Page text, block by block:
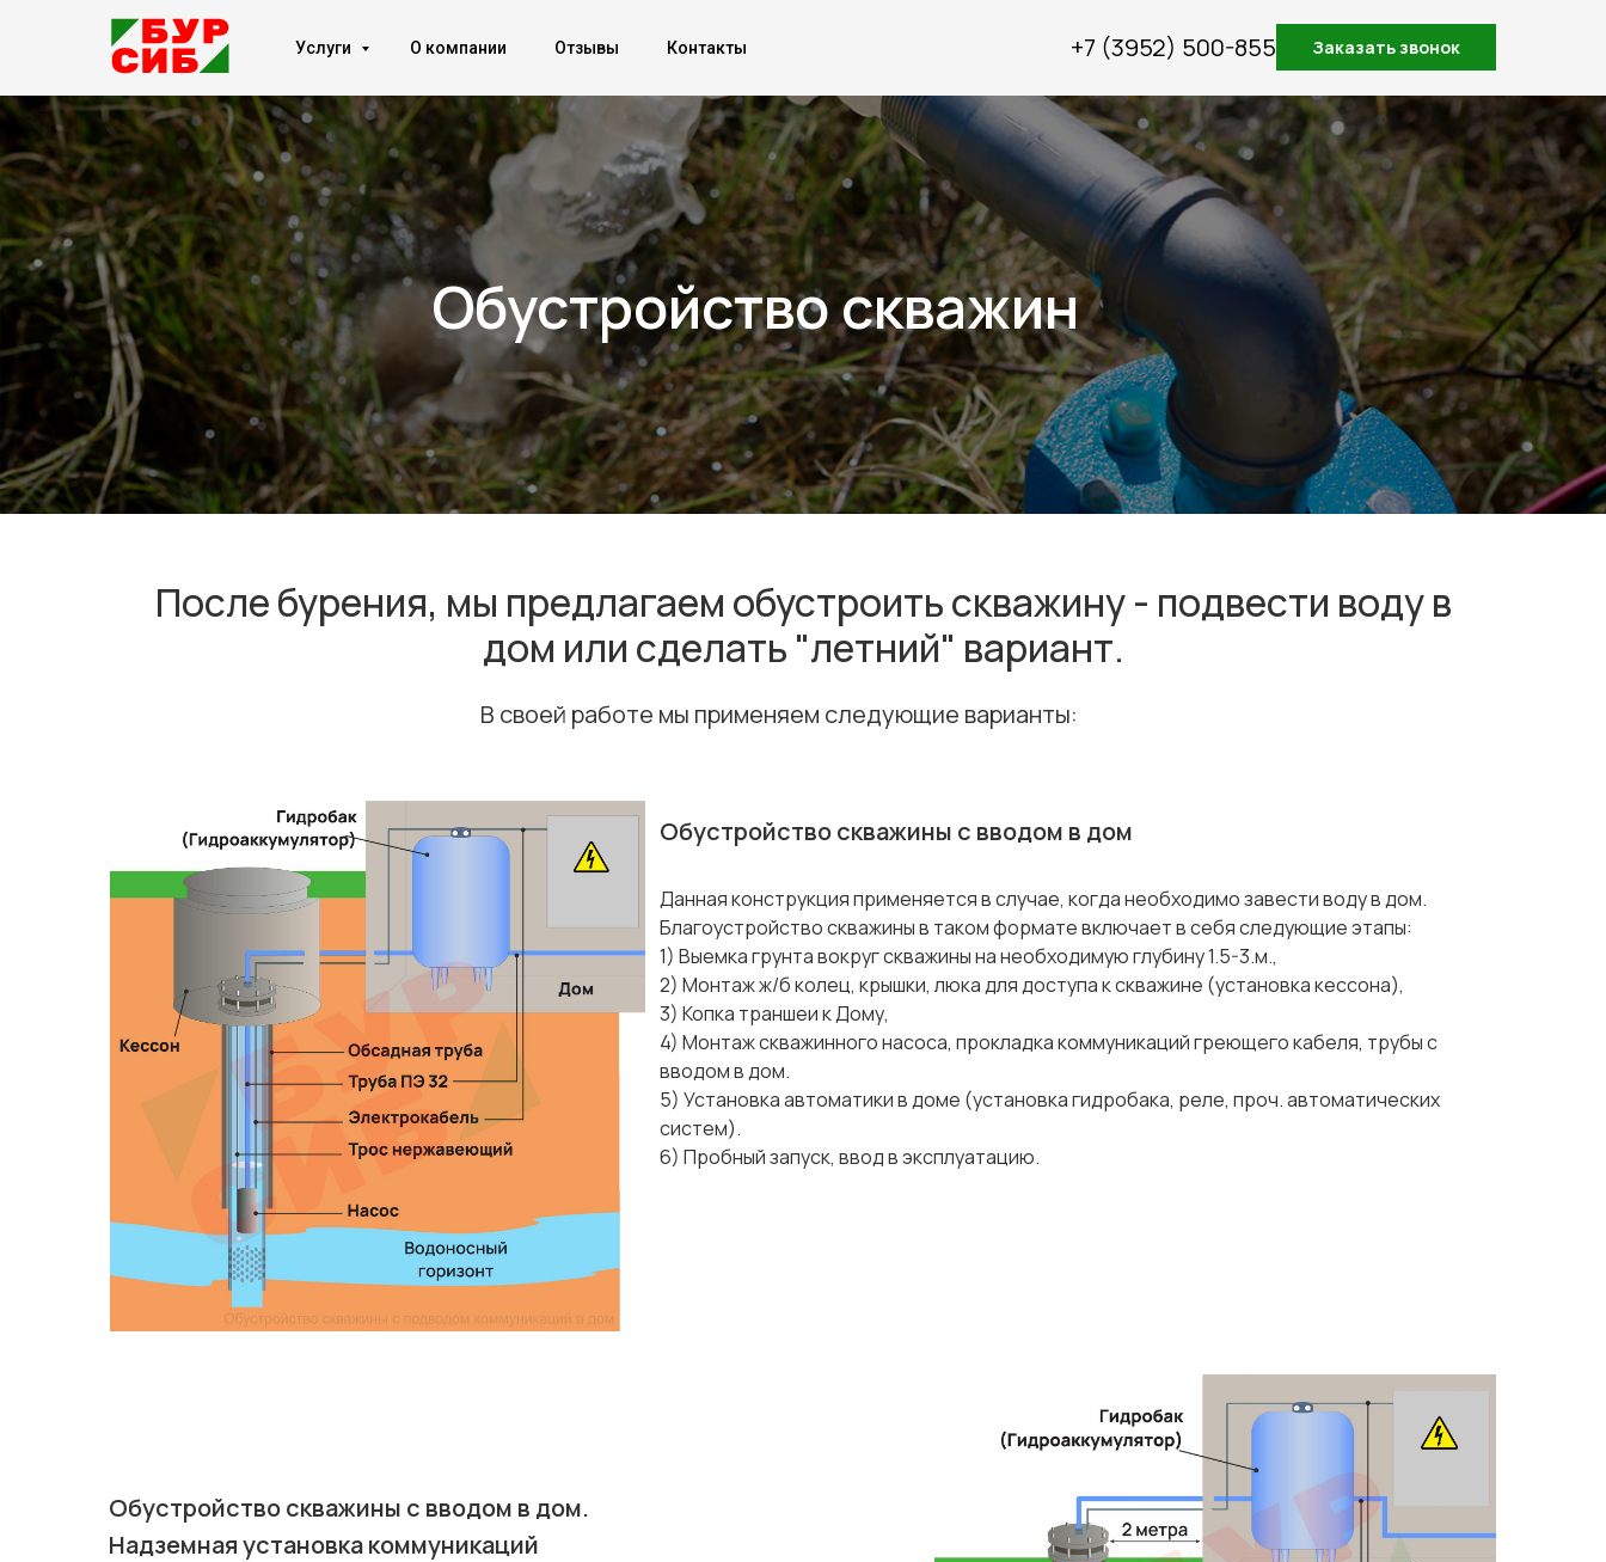
Услуги О компании Отзывы Контакты +7 (3952) 500-855 Заказать звонок
Обустройство скважин
Данная конструкция применяется в случае, когда необходимо завести воду в дом.
Благоустройство скважины в таком формате включает в себя следующие этапы:
1) Выемка грунта вокруг скважины на необходимую глубину 1.5-3.м.,
2) Монтаж ж/б колец, крышки, люка для доступа к скважине (установка кессона),
3) Копка траншеи к Дому,
4) Монтаж скважинного насоса, прокладка коммуникаций греющего кабеля, трубы с
вводом в дом.
5) Установка автоматики в доме (установка гидробака, реле, проч. автоматических
систем).
6) Пробный запуск, ввод в эксплуатацию.
Обустройство скважины с вводом в дом
После бурения, мы предлагаем обустроить скважину - подвести воду в
дом или сделать "летний" вариант.
В своей работе мы применяем следующие варианты:
Обустройство скважины с вводом в дом.
Надземная установка коммуникаций